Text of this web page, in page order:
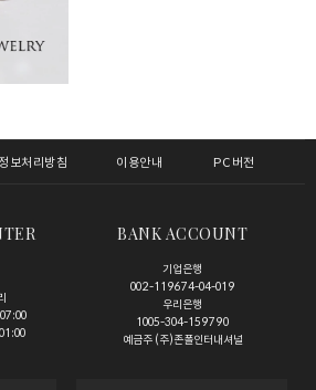
보처리방침 이용안내 PC버전
BANK ACCOUNT
기업은행
002-119674-04-019
우리은행
1005-304-159790
예금주 (주)존폴인터내셔널